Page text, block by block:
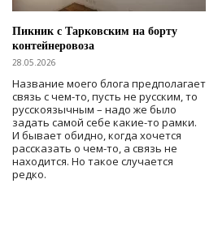
Пикник с Тарковским на борту
контейнеровоза
28.05.2026
Название моего блога предполагает
связь с чем-то, пусть не русским, то
русскоязычным – надо же было
задать самой себе какие-то рамки.
И бывает обидно, когда хочется
рассказать о чем-то, а связь не
находится. Но такое случается
редко.